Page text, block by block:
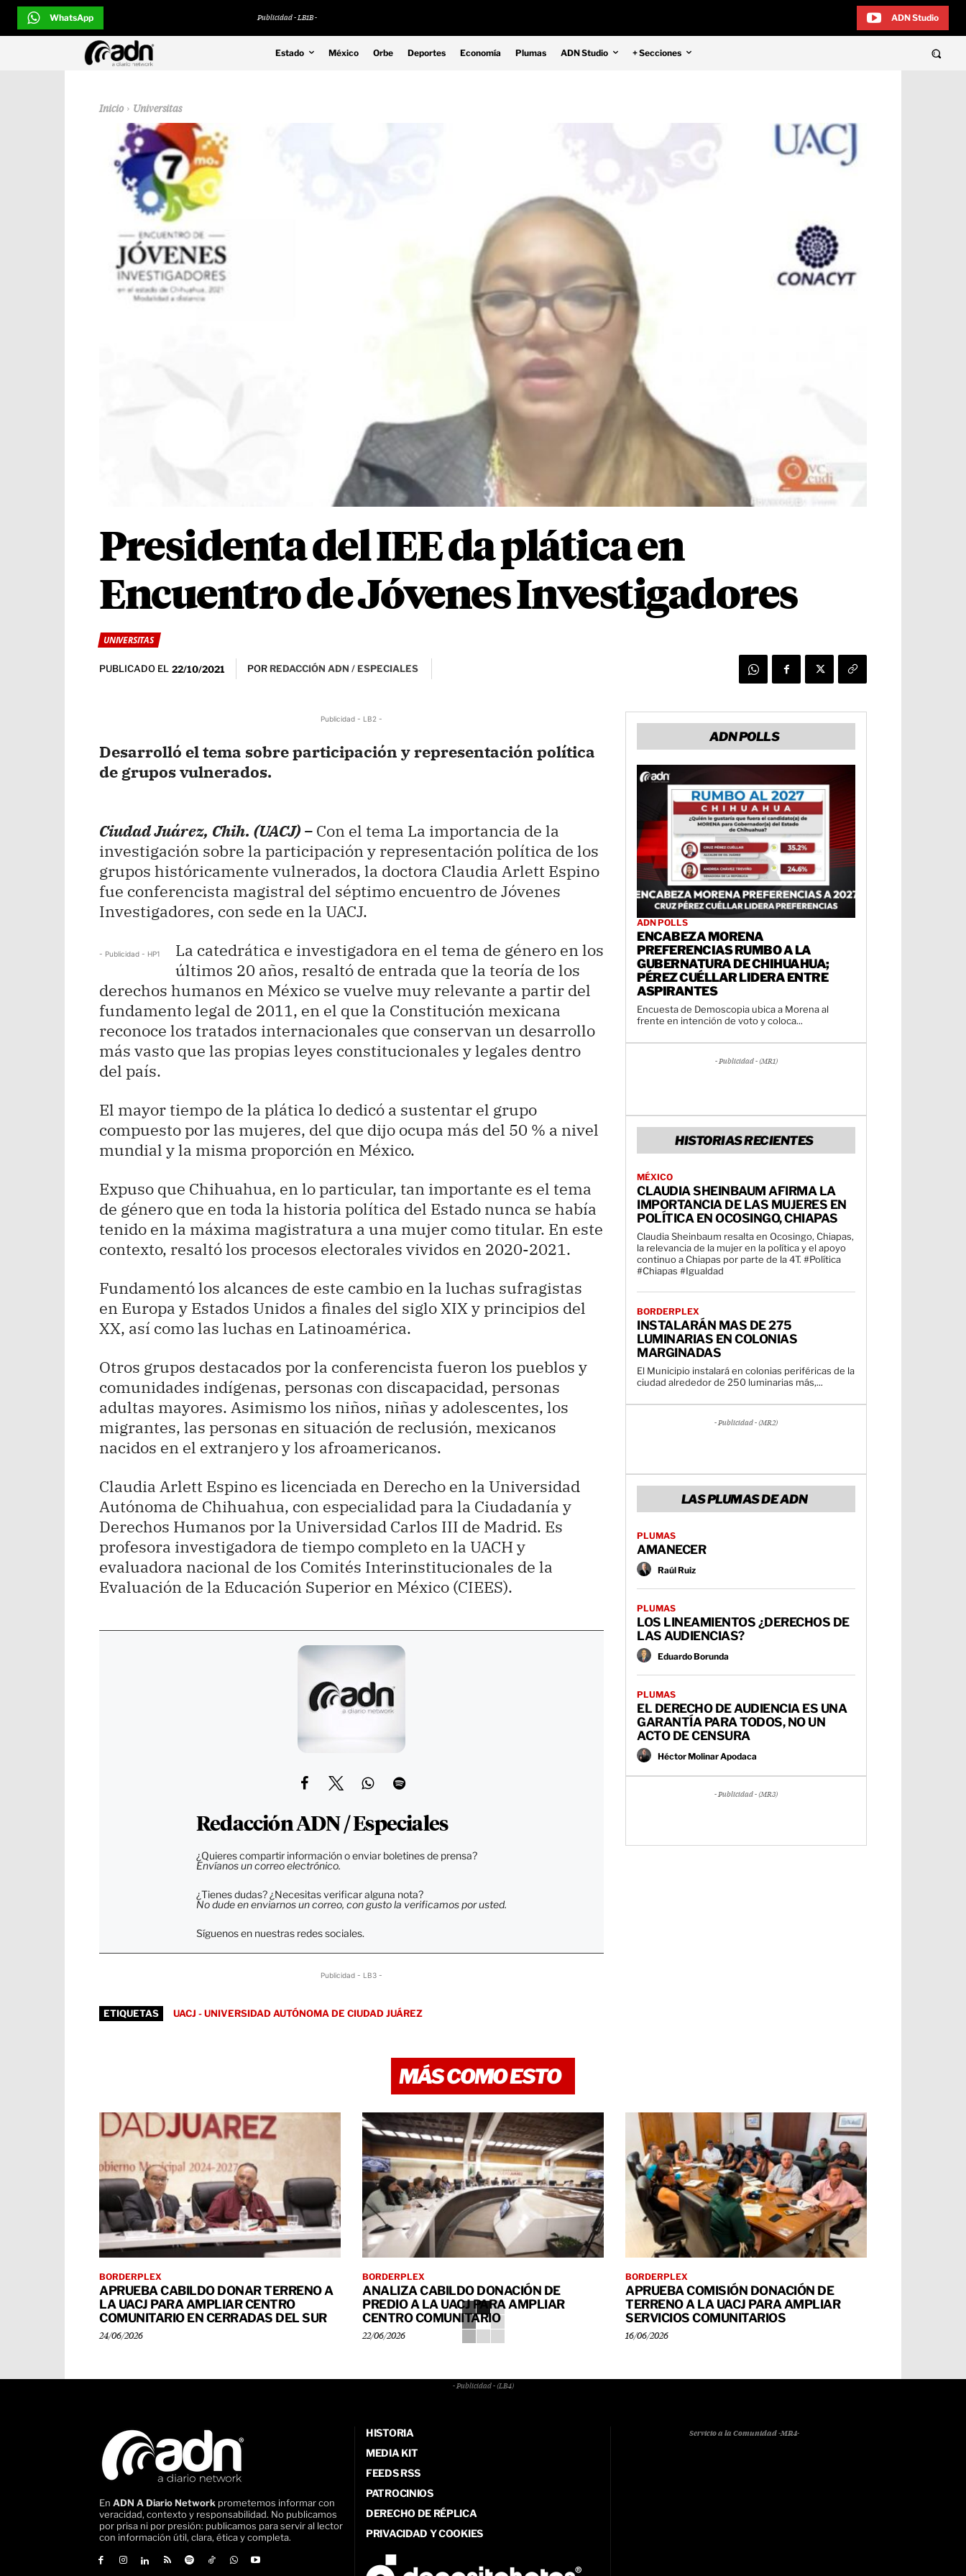
WhatsApp Publicidad - LB1B - ADN Studio
Estado México Orbe Deportes Economía Plumas ADN Studio + Secciones
Inicio Universitas
Presidenta del IEE da plática en
Encuentro de Jóvenes Investigadores
UNIVERSITAS
PUBLICADO EL 22/10/2021 POR REDACCIÓN ADN / ESPECIALES
Publicidad - LB2 -
Desarrolló el tema sobre participación y representación política
de grupos vulnerados.
Ciudad Juárez, Chih. (UACJ) – Con el tema La importancia de la
investigación sobre la participación y representación política de los
grupos históricamente vulnerados, la doctora Claudia Arlett Espino
fue conferencista magistral del séptimo encuentro de Jóvenes
Investigadores, con sede en la UACJ.
- Publicidad - HP1
La catedrática e investigadora en el tema de género en los
últimos 20 años, resaltó de entrada que la teoría de los
derechos humanos en México se vuelve muy relevante a partir del
fundamento legal de 2011, en el que la Constitución mexicana
reconoce los tratados internacionales que conservan un desarrollo
más vasto que las propias leyes constitucionales y legales dentro
del país.
El mayor tiempo de la plática lo dedicó a sustentar el grupo
compuesto por las mujeres, del que dijo ocupa más del 50 % a nivel
mundial y la misma proporción en México.
Expuso que Chihuahua, en lo particular, tan importante es el tema
de género que en toda la historia política del Estado nunca se había
tenido en la máxima magistratura a una mujer como titular. En este
contexto, resaltó los procesos electorales vividos en 2020-2021.
Fundamentó los alcances de este cambio en la luchas sufragistas
en Europa y Estados Unidos a finales del siglo XIX y principios del
XX, así como las luchas en Latinoamérica.
Otros grupos destacados por la conferencista fueron los pueblos y
comunidades indígenas, personas con discapacidad, personas
adultas mayores. Asimismo los niños, niñas y adolescentes, los
migrantes, las personas en situación de reclusión, mexicanos
nacidos en el extranjero y los afroamericanos.
Claudia Arlett Espino es licenciada en Derecho en la Universidad
Autónoma de Chihuahua, con especialidad para la Ciudadanía y
Derechos Humanos por la Universidad Carlos III de Madrid. Es
profesora investigadora de tiempo completo en la UACH y
evaluadora nacional de los Comités Interinstitucionales de la
Evaluación de la Educación Superior en México (CIEES).
Redacción ADN / Especiales
¿Quieres compartir información o enviar boletines de prensa?
Envíanos un correo electrónico.
¿Tienes dudas? ¿Necesitas verificar alguna nota?
No dude en enviarnos un correo, con gusto la verificamos por usted.
Síguenos en nuestras redes sociales.
Publicidad - LB3 -
ETIQUETAS UACJ - UNIVERSIDAD AUTÓNOMA DE CIUDAD JUÁREZ
ADN POLLS
ADN POLLS
ENCABEZA MORENA
PREFERENCIAS RUMBO A LA
GUBERNATURA DE CHIHUAHUA;
PÉREZ CUÉLLAR LIDERA ENTRE
ASPIRANTES
Encuesta de Demoscopia ubica a Morena al
frente en intención de voto y coloca...
- Publicidad - (MR1)
HISTORIAS RECIENTES
MÉXICO
CLAUDIA SHEINBAUM AFIRMA LA
IMPORTANCIA DE LAS MUJERES EN
POLÍTICA EN OCOSINGO, CHIAPAS
Claudia Sheinbaum resalta en Ocosingo, Chiapas,
la relevancia de la mujer en la política y el apoyo
continuo a Chiapas por parte de la 4T. #Política
#Chiapas #Igualdad
BORDERPLEX
INSTALARÁN MAS DE 275
LUMINARIAS EN COLONIAS
MARGINADAS
El Municipio instalará en colonias periféricas de la
ciudad alrededor de 250 luminarias más,...
- Publicidad - (MR2)
LAS PLUMAS DE ADN
PLUMAS
AMANECER
Raúl Ruiz
PLUMAS
LOS LINEAMIENTOS ¿DERECHOS DE
LAS AUDIENCIAS?
Eduardo Borunda
PLUMAS
EL DERECHO DE AUDIENCIA ES UNA
GARANTÍA PARA TODOS, NO UN
ACTO DE CENSURA
Héctor Molinar Apodaca
- Publicidad - (MR3)
MÁS COMO ESTO
BORDERPLEX
APRUEBA CABILDO DONAR TERRENO A
LA UACJ PARA AMPLIAR CENTRO
COMUNITARIO EN CERRADAS DEL SUR
24/06/2026
BORDERPLEX
ANALIZA CABILDO DONACIÓN DE
PREDIO A LA UACJ PARA AMPLIAR
CENTRO COMUNITARIO
22/06/2026
BORDERPLEX
APRUEBA COMISIÓN DONACIÓN DE
TERRENO A LA UACJ PARA AMPLIAR
SERVICIOS COMUNITARIOS
16/06/2026
- Publicidad - (LB4)
En ADN A Diario Network prometemos informar con
veracidad, contexto y responsabilidad. No publicamos
por prisa ni por presión: publicamos para servir al lector
con información útil, clara, ética y completa.
HISTORIA
MEDIA KIT
FEEDS RSS
PATROCINIOS
DERECHO DE RÉPLICA
PRIVACIDAD Y COOKIES
Servicio a la Comunidad -MR4-